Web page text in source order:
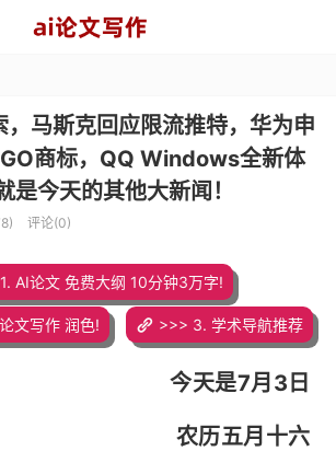
，马斯克回应限流推特，华为申
商标，QQ Windows全新体
是今天的其他大新闻！
评论(0)
AI论文 免费大纲 10分钟3万字!
文写作 润色! >>> 3. 学术导航推荐
今天是7月3 日
农历五月十六